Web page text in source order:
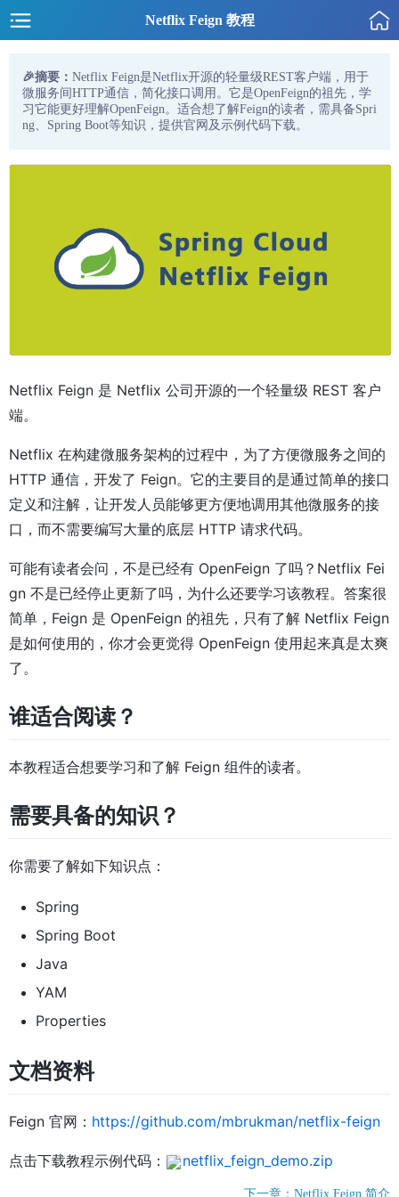
Netflix Feign 教程
🎉摘要： Netflix Feign是Netflix开源的轻量级REST客户端，用于
微服务间HTTP通信，简化接口调用。它是OpenFeign的祖先，学
习它能更好理解OpenFeign。适合想了解Feign的读者，需具备Spri
ng、Spring Boot等知识，提供官网及示例代码下载。
Netflix Feign 是 Netflix 公司开源的一个轻量级 REST 客户
端。
Netflix 在构建微服务架构的过程中，为了方便微服务之间的
HTTP 通信，开发了 Feign。它的主要目的是通过简单的接口
定义和注解，让开发人员能够更方便地调用其他微服务的接
口，而不需要编写大量的底层 HTTP 请求代码。
可能有读者会问，不是已经有 OpenFeign 了吗？Netflix Fei
gn 不是已经停止更新了吗，为什么还要学习该教程。答案很
简单，Feign 是 OpenFeign 的祖先，只有了解 Netflix Feign
是如何使用的，你才会更觉得 OpenFeign 使用起来真是太爽
了。
谁适合阅读？
本教程适合想要学习和了解 Feign 组件的读者。
需要具备的知识？
你需要了解如下知识点：
Spring
Spring Boot
Java
YAM
Properties
文档资料
Feign 官网： https://github.com/mbrukman/netflix-feign
点击下载教程示例代码： netflix_feign_demo.zip
下一章：Netflix Feign 简介